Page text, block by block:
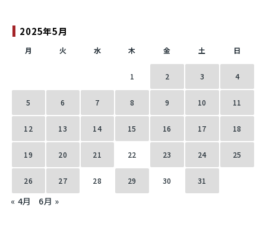
2025年5月
月 火 水 木 金 土 日
1 2 3 4
5 6 7 8 9 10 11
12 13 14 15 16 17 18
19 20 21 22 23 24 25
26 27 28 29 30 31
« 4月 6月 »